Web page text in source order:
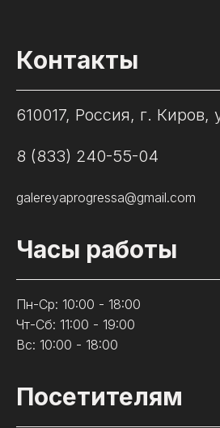
Контакты
610017, Россия, г. Киров,
8 (833) 240-55-04
galereyaprogressa@gmail.com
Часы работы
Пн-Ср: 10:00 - 18:00
Чт-Сб: 11:00 - 19:00
Вс: 10:00 - 18:00
Посетителям